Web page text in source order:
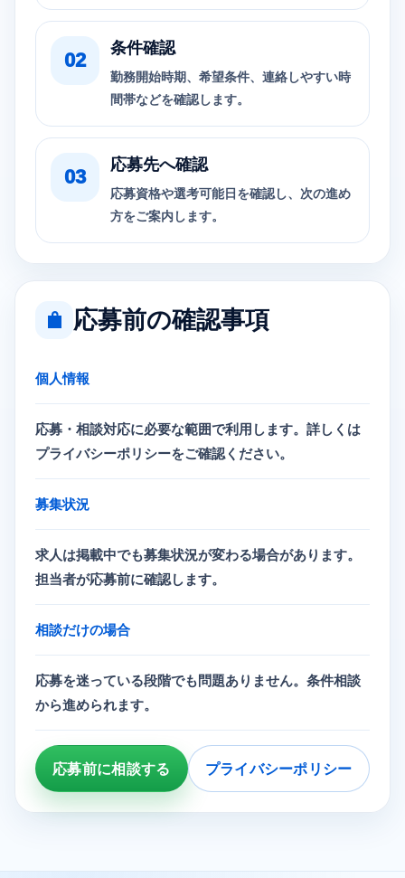
条件確認
勤務開始時期、希望条件、連絡しやすい時
間帯などを確認します。
応募先へ確認
応募資格や選考可能日を確認し、次の進め
方をご案内します。
応募前の確認事項
個人情報
応募・相談対応に必要な範囲で利用します。詳しくは
プライバシーポリシーをご確認ください。
募集状況
求人は掲載中でも募集状況が変わる場合があります。
担当者が応募前に確認します。
相談だけの場合
応募を迷っている段階でも問題ありません。条件相談
から進められます。
応募前に相談する プライバシーポリシー